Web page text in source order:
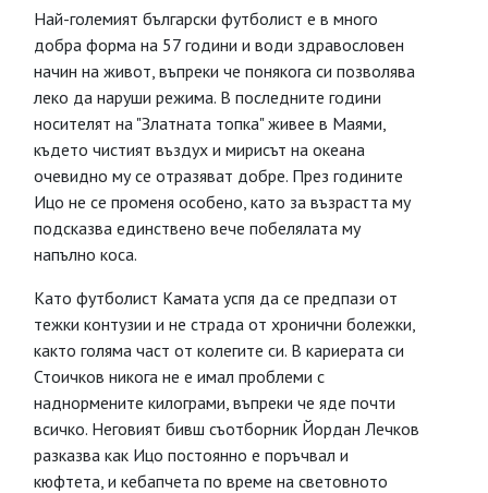
Най-големият български футболист е в много
добра форма на 57 години и води здравословен
начин на живот, въпреки че понякога си позволява
леко да наруши режима. В последните години
носителят на "Златната топка" живее в Маями,
където чистият въздух и мирисът на океана
очевидно му се отразяват добре. През годините
Ицо не се променя особено, като за възрастта му
подсказва единствено вече побелялата му
напълно коса.
Като футболист Камата успя да се предпази от
тежки контузии и не страда от хронични болежки,
както голяма част от колегите си. В кариерата си
Стоичков никога не е имал проблеми с
наднормените килограми, въпреки че яде почти
всичко. Неговият бивш съотборник Йордан Лечков
разказва как Ицо постоянно е поръчвал и
кюфтета, и кебапчета по време на световното